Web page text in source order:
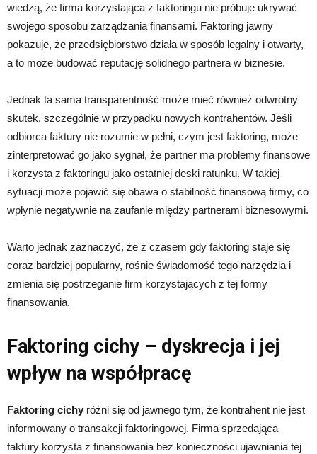
wiedzą, że firma korzystająca z faktoringu nie próbuje ukrywać
swojego sposobu zarządzania finansami. Faktoring jawny
pokazuje, że przedsiębiorstwo działa w sposób legalny i otwarty,
a to może budować reputację solidnego partnera w biznesie.
Jednak ta sama transparentność może mieć również odwrotny
skutek, szczególnie w przypadku nowych kontrahentów. Jeśli
odbiorca faktury nie rozumie w pełni, czym jest faktoring, może
zinterpretować go jako sygnał, że partner ma problemy finansowe
i korzysta z faktoringu jako ostatniej deski ratunku. W takiej
sytuacji może pojawić się obawa o stabilność finansową firmy, co
wpłynie negatywnie na zaufanie między partnerami biznesowymi.
Warto jednak zaznaczyć, że z czasem gdy faktoring staje się
coraz bardziej popularny, rośnie świadomość tego narzędzia i
zmienia się postrzeganie firm korzystających z tej formy
finansowania.
Faktoring cichy – dyskrecja i jej
wpływ na współpracę
Faktoring cichy różni się od jawnego tym, że kontrahent nie jest
informowany o transakcji faktoringowej. Firma sprzedająca
faktury korzysta z finansowania bez konieczności ujawniania tej